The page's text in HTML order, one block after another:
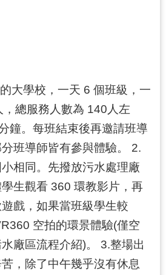
大學校，一天 6 個班級，一
總服務人數為 140人左
鐘。每班結束後再邀請班導
班導師皆有參與體驗。 2.
相同。先撥放污水處理廠
生觀看 360 環教影片，再
戲，如果當班級學生較
空拍的環景體驗(僅空
廠區流程介紹)。 3.整場出
，除了中午幾乎沒有休息